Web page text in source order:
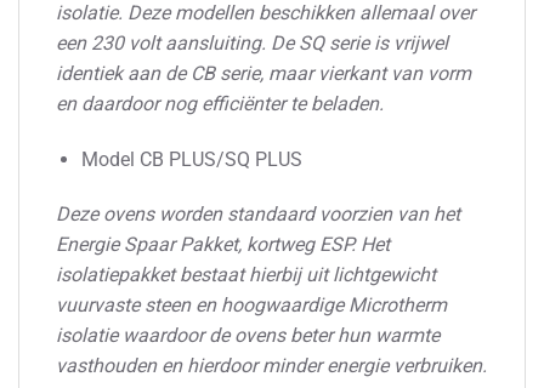
isolatie. Deze modellen beschikken allemaal over
een 230 volt aansluiting. De SQ serie is vrijwel
identiek aan de CB serie, maar vierkant van vorm
en daardoor nog efficiënter te beladen.
Model CB PLUS/SQ PLUS
Deze ovens worden standaard voorzien van het
Energie Spaar Pakket, kortweg ESP. Het
isolatiepakket bestaat hierbij uit lichtgewicht
vuurvaste steen en hoogwaardige Microtherm
isolatie waardoor de ovens beter hun warmte
vasthouden en hierdoor minder energie verbruiken.